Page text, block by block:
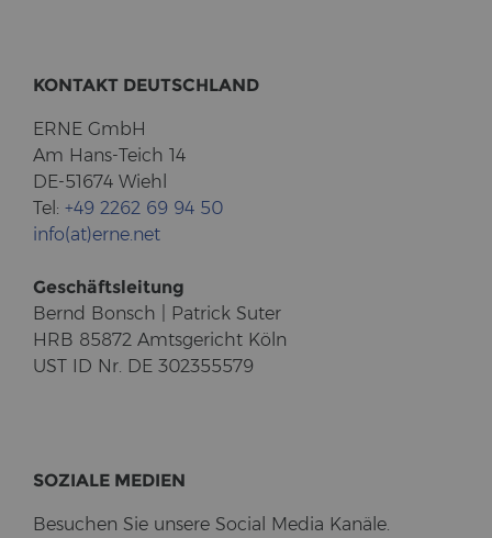
KON­TAKT DEUTSCH­LAND
ERNE GmbH
Am Hans-​Teich 14
DE-51674 Wiehl
Tel: +49 2262 69 94 50
info(at)erne.net
Ge­schäfts­lei­tung
Bernd Bonsch | Pa­trick Suter
HRB 85872 Amts­ge­richt Köln
UST ID Nr. DE 302355579
SO­ZIA­LE ME­DI­EN
Be­su­chen Sie un­se­re So­cial Media Ka­nä­le.